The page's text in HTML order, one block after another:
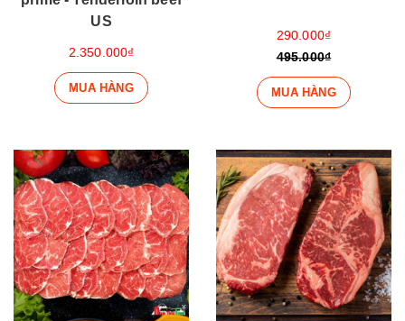
US
2.350.000₫
MUA HÀNG
290.000₫
495.000₫
MUA HÀNG